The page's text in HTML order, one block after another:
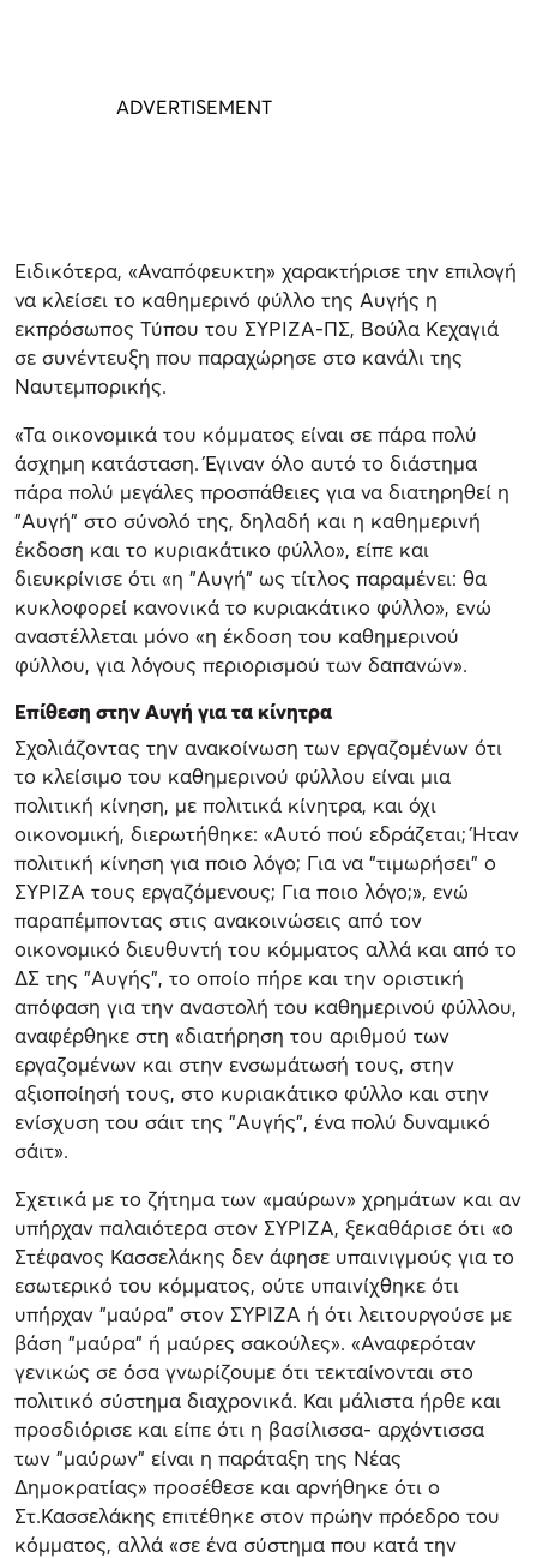
Ειδικότερα, «Αναπόφευκτη» χαρακτήρισε την επιλογή
να κλείσει το καθημερινό φύλλο της Αυγής η
εκπρόσωπος Τύπου του ΣΥΡΙΖΑ-ΠΣ, Βούλα Κεχαγιά
σε συνέντευξη που παραχώρησε στο κανάλι της
Ναυτεμπορικής.
«Τα οικονομικά του κόμματος είναι σε πάρα πολύ
άσχημη κατάσταση. Έγιναν όλο αυτό το διάστημα
πάρα πολύ μεγάλες προσπάθειες για να διατηρηθεί η
"Αυγή" στο σύνολό της, δηλαδή και η καθημερινή
έκδοση και το κυριακάτικο φύλλο», είπε και
διευκρίνισε ότι «η "Αυγή" ως τίτλος παραμένει: θα
κυκλοφορεί κανονικά το κυριακάτικο φύλλο», ενώ
αναστέλλεται μόνο «η έκδοση του καθημερινού
φύλλου, για λόγους περιορισμού των δαπανών».
Επίθεση στην Αυγή για τα κίνητρα
Σχολιάζοντας την ανακοίνωση των εργαζομένων ότι
το κλείσιμο του καθημερινού φύλλου είναι μια
πολιτική κίνηση, με πολιτικά κίνητρα, και όχι
οικονομική, διερωτήθηκε: «Αυτό πού εδράζεται; Ήταν
πολιτική κίνηση για ποιο λόγο; Για να "τιμωρήσει" ο
ΣΥΡΙΖΑ τους εργαζόμενους; Για ποιο λόγο;», ενώ
παραπέμποντας στις ανακοινώσεις από τον
οικονομικό διευθυντή του κόμματος αλλά και από το
ΔΣ της "Αυγής", το οποίο πήρε και την οριστική
απόφαση για την αναστολή του καθημερινού φύλλου,
αναφέρθηκε στη «διατήρηση του αριθμού των
εργαζομένων και στην ενσωμάτωσή τους, στην
αξιοποίησή τους, στο κυριακάτικο φύλλο και στην
ενίσχυση του σάιτ της "Αυγής", ένα πολύ δυναμικό
σάιτ».
Σχετικά με το ζήτημα των «μαύρων» χρημάτων και αν
υπήρχαν παλαιότερα στον ΣΥΡΙΖΑ, ξεκαθάρισε ότι «ο
Στέφανος Κασσελάκης δεν άφησε υπαινιγμούς για το
εσωτερικό του κόμματος, ούτε υπαινίχθηκε ότι
υπήρχαν "μαύρα" στον ΣΥΡΙΖΑ ή ότι λειτουργούσε με
βάση "μαύρα" ή μαύρες σακούλες». «Αναφερόταν
γενικώς σε όσα γνωρίζουμε ότι τεκταίνονται στο
πολιτικό σύστημα διαχρονικά. Και μάλιστα ήρθε και
προσδιόρισε και είπε ότι η βασίλισσα- αρχόντισσα
των "μαύρων" είναι η παράταξη της Νέας
Δημοκρατίας» προσέθεσε και αρνήθηκε ότι ο
Στ.Κασσελάκης επιτέθηκε στον πρώην πρόεδρο του
κόμματος, αλλά «σε ένα σύστημα που κατά την